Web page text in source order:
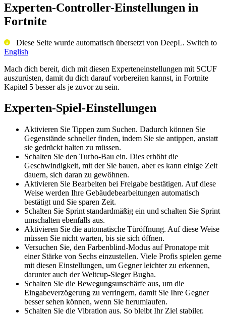
Experten-Controller-Einstellungen in
Fortnite
Diese Seite wurde automatisch übersetzt von DeepL. Switch to
English
Mach dich bereit, dich mit diesen Experteneinstellungen mit SCUF
auszurüsten, damit du dich darauf vorbereiten kannst, in Fortnite
Kapitel 5 besser als je zuvor zu sein.
Experten-Spiel-Einstellungen
Aktivieren Sie Tippen zum Suchen. Dadurch können Sie
Gegenstände schneller finden, indem Sie sie antippen, anstatt
sie gedrückt halten zu müssen.
Schalten Sie den Turbo-Bau ein. Dies erhöht die
Geschwindigkeit, mit der Sie bauen, aber es kann einige Zeit
dauern, sich daran zu gewöhnen.
Aktivieren Sie Bearbeiten bei Freigabe bestätigen. Auf diese
Weise werden Ihre Gebäudebearbeitungen automatisch
bestätigt und Sie sparen Zeit.
Schalten Sie Sprint standardmäßig ein und schalten Sie Sprint
umschalten ebenfalls aus.
Aktivieren Sie die automatische Türöffnung. Auf diese Weise
müssen Sie nicht warten, bis sie sich öffnen.
Versuchen Sie, den Farbenblind-Modus auf Pronatope mit
einer Stärke von Sechs einzustellen. Viele Profis spielen gerne
mit diesen Einstellungen, um Gegner leichter zu erkennen,
darunter auch der Weltcup-Sieger Bugha.
Schalten Sie die Bewegungsunschärfe aus, um die
Eingabeverzögerung zu verringern, damit Sie Ihre Gegner
besser sehen können, wenn Sie herumlaufen.
Schalten Sie die Vibration aus. So bleibt Ihr Ziel stabiler.